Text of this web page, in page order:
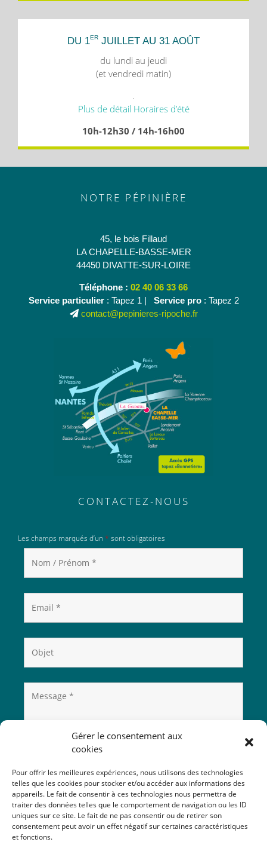
Gérer le consentement aux
cookies
Pour offrir les meilleures expériences, nous utilisons des technologies
telles que les cookies pour stocker et/ou accéder aux informations des
appareils. Le fait de consentir à ces technologies nous permettra de
traiter des données telles que le comportement de navigation ou les ID
uniques sur ce site. Le fait de ne pas consentir ou de retirer son
consentement peut avoir un effet négatif sur certaines caractéristiques
et fonctions.
DU 1ER JUILLET AU 31 AOÛT
du lundi au jeudi
(et vendredi matin)
.
Plus de détail Horaires d’été
10h-12h30 / 14h-16h00
NOTRE PÉPINIÈRE
45, le bois Fillaud
LA CHAPELLE-BASSE-MER
44450 DIVATTE-SUR-LOIRE
Téléphone : 02 40 06 33 66
Service particulier: Tapez 1 | Service pro: Tapez 2
contact@pepinieres-ripoche.fr
CONTACTEZ-NOUS
Les champs marqués d’un * sont obligatoires